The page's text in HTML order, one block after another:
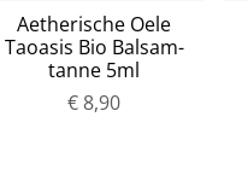
Aetherische Oele
Taoasis Bio Balsam-
tanne 5ml
€ 8,90